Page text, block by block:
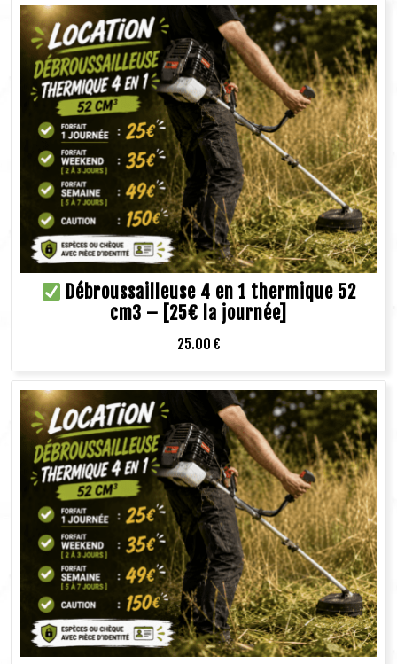
Débroussailleuse 4 en 1 thermique 52
cm3 – [25€ la journée]
25.00 €